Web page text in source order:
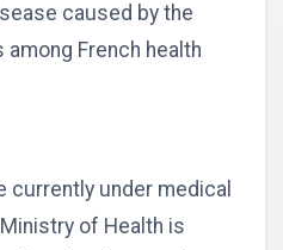
caused by the
French health
currently under medical
of Health is